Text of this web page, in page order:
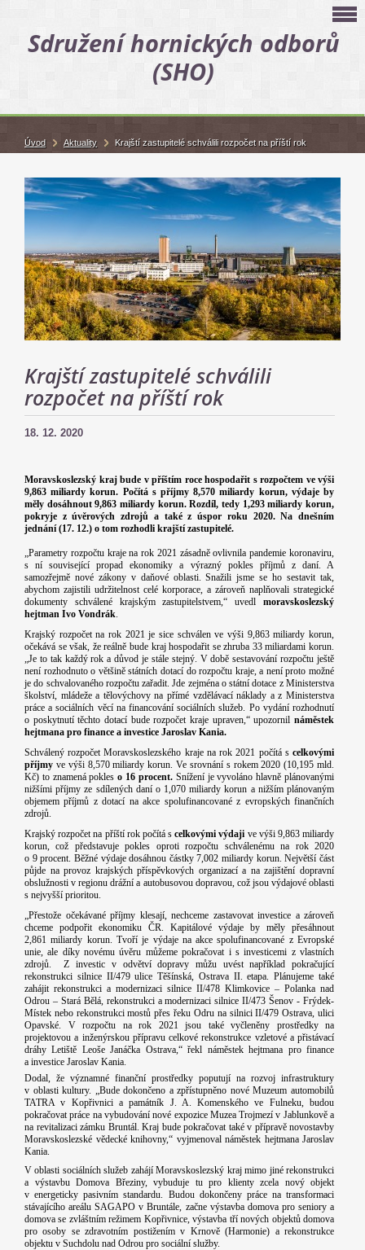
Sdružení hornických odborů
(SHO)
Krajští zastupitelé schválili
rozpočet na příští rok
18. 12. 2020
Moravskoslezský kraj bude v příštím roce hospodařit s rozpočtem ve výši
9,863 miliardy korun. Počítá s příjmy 8,570 miliardy korun, výdaje by
měly dosáhnout 9,863 miliardy korun. Rozdíl, tedy 1,293 miliardy korun,
pokryje z úvěrových zdrojů a také z úspor roku 2020. Na dnešním
jednání (17. 12.) o tom rozhodli krajští zastupitelé.
„Parametry rozpočtu kraje na rok 2021 zásadně ovlivnila pandemie koronaviru,
s ní související propad ekonomiky a výrazný pokles příjmů z daní. A
samozřejmě nové zákony v daňové oblasti. Snažili jsme se ho sestavit tak,
abychom zajistili udržitelnost celé korporace, a zároveň naplňovali strategické
dokumenty schválené krajským zastupitelstvem,“ uvedl moravskoslezský
hejtman Ivo Vondrák.
Krajský rozpočet na rok 2021 je sice schválen ve výši 9,863 miliardy korun,
očekává se však, že reálně bude kraj hospodařit se zhruba 33 miliardami korun.
„Je to tak každý rok a důvod je stále stejný. V době sestavování rozpočtu ještě
není rozhodnuto o většině státních dotací do rozpočtu kraje, a není proto možné
je do schvalovaného rozpočtu zařadit. Jde zejména o státní dotace z Ministerstva
školství, mládeže a tělovýchovy na přímé vzdělávací náklady a z Ministerstva
práce a sociálních věcí na financování sociálních služeb. Po vydání rozhodnutí
o poskytnutí těchto dotací bude rozpočet kraje upraven,“ upozornil náměstek
hejtmana pro finance a investice Jaroslav Kania.
Schválený rozpočet Moravskoslezského kraje na rok 2021 počítá s celkovými
příjmy ve výši 8,570 miliardy korun. Ve srovnání s rokem 2020 (10,195 mld.
Kč) to znamená pokles o 16 procent. Snížení je vyvoláno hlavně plánovanými
nižšími příjmy ze sdílených daní o 1,070 miliardy korun a nižším plánovaným
objemem příjmů z dotací na akce spolufinancované z evropských finančních
zdrojů.
Krajský rozpočet na příští rok počítá scelkovými výdaji ve výši 9,863 miliardy
korun, což představuje pokles oproti rozpočtu schválenému na rok 2020
o 9 procent. Běžné výdaje dosáhnou částky 7,002 miliardy korun. Největší část
půjde na provoz krajských příspěvkových organizací a na zajištění dopravní
obslužnosti v regionu drážní a autobusovou dopravou, což jsou výdajové oblasti
s nejvyšší prioritou.
„Přestože očekávané příjmy klesají, nechceme zastavovat investice a zároveň
chceme podpořit ekonomiku ČR. Kapitálové výdaje by měly přesáhnout
2,861 miliardy korun. Tvoří je výdaje na akce spolufinancované z Evropské
unie, ale díky novému úvěru můžeme pokračovat i s investicemi z vlastních
zdrojů. Z investic v odvětví dopravy můžu uvést například pokračující
rekonstrukci silnice II/479 ulice Těšínská, Ostrava II. etapa. Plánujeme také
zahájit rekonstrukci a modernizaci silnice II/478 Klimkovice – Polanka nad
Odrou – Stará Bělá, rekonstrukci a modernizaci silnice II/473 Šenov - Frýdek-
Místek nebo rekonstrukci mostů přes řeku Odru na silnici II/479 Ostrava, ulici
Opavské. V rozpočtu na rok 2021 jsou také vyčleněny prostředky na
projektovou a inženýrskou přípravu celkové rekonstrukce vzletové a přistávací
dráhy Letiště Leoše Janáčka Ostrava,“ řekl náměstek hejtmana pro finance
a investice Jaroslav Kania.
Dodal, že významné finanční prostředky poputují na rozvoj infrastruktury
v oblasti kultury. „Bude dokončeno a zpřístupněno nové Muzeum automobilů
TATRA v Kopřivnici a památník J. A. Komenského ve Fulneku, budou
pokračovat práce na vybudování nové expozice Muzea Trojmezí v Jablunkově a
na revitalizaci zámku Bruntál. Kraj bude pokračovat také v přípravě novostavby
Moravskoslezské vědecké knihovny,“ vyjmenoval náměstek hejtmana Jaroslav
Kania.
V oblasti sociálních služeb zahájí Moravskoslezský kraj mimo jiné rekonstrukci
a výstavbu Domova Březiny, vybuduje tu pro klienty zcela nový objekt
v energeticky pasivním standardu. Budou dokončeny práce na transformaci
stávajícího areálu SAGAPO v Bruntále, začne výstavba domova pro seniory a
domova se zvláštním režimem Kopřivnice, výstavba tří nových objektů domova
pro osoby se zdravotním postižením v Krnově (Harmonie) a rekonstrukce
objektu v Suchdolu nad Odrou pro sociální služby.
Úvod Aktuality Krajští zastupitelé schválili rozpočet na příští rok